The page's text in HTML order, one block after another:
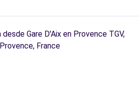
Gare D'Aix en Provence TGV,
France